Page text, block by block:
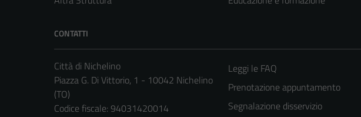
CONTATTI
Città di Nichelino
Piazza G. Di Vittorio, 1 - 10042 Nichelino
(TO)
Codice fiscale: 94031420014
Leggi le FAQ
Prenotazione appuntamento
Segnalazione disservizio